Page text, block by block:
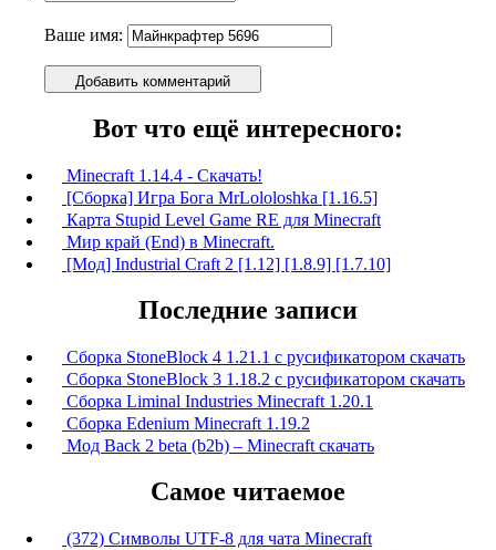
Ваше имя:
Добавить комментарий
Вот что ещё интересного:
Minecraft 1.14.4 - Скачать!
[Сборка] Игра Бога MrLololoshka [1.16.5]
Карта Stupid Level Game RE для Minecraft
Мир край (End) в Minecraft.
[Мод] Industrial Craft 2 [1.12] [1.8.9] [1.7.10]
Последние записи
Сборка StoneBlock 4 1.21.1 с русификатором скачать
Сборка StoneBlock 3 1.18.2 с русификатором скачать
Сборка Liminal Industries Minecraft 1.20.1
Сборка Edenium Minecraft 1.19.2
Мод Back 2 beta (b2b) – Minecraft скачать
Самое читаемое
(372) Символы UTF-8 для чата Minecraft